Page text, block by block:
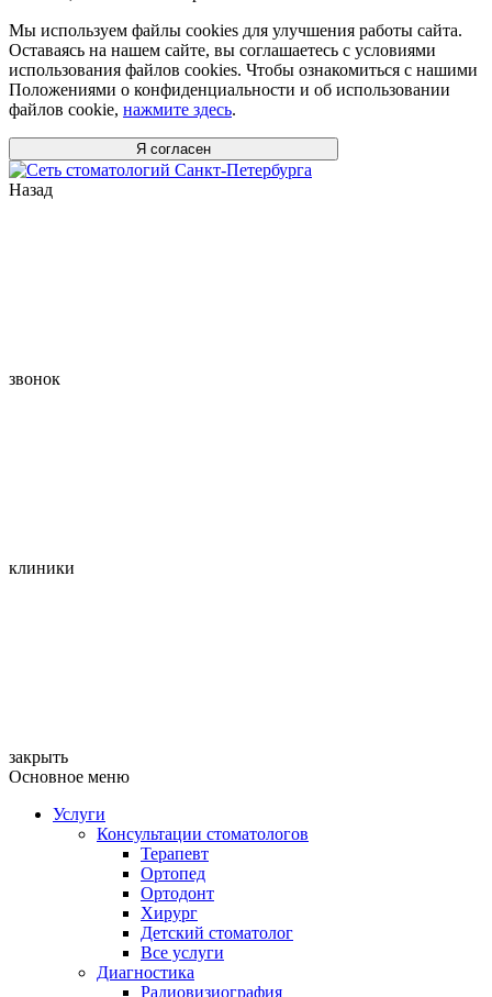
Мы используем файлы cookies для улучшения работы сайта.
Оставаясь на нашем сайте, вы соглашаетесь с условиями
использования файлов cookies. Чтобы ознакомиться с нашими
Положениями о конфиденциальности и об использовании
файлов cookie, нажмите здесь.
Я согласен
Назад
звонок
клиники
закрыть
Основное меню
Услуги
Консультации стоматологов
Терапевт
Ортопед
Ортодонт
Хирург
Детский стоматолог
Все услуги
Диагностика
Радиовизиография